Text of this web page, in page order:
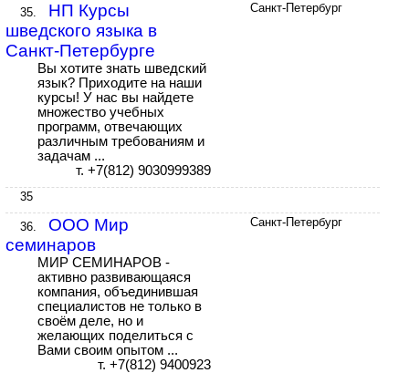
35.
НП Курсы
шведского языка в
Санкт-Петербурге
Вы хотите знать шведский
язык? Приходите на наши
курсы! У нас вы найдете
множество учебных
программ, отвечающих
различным требованиям и
задачам ...
т. +7(812) 9030999389
Санкт-Петербург
35
36.
ООО Мир
семинаров
МИР СЕМИНАРОВ -
активно развивающаяся
компания, объединившая
специалистов не только в
своём деле, но и
желающих поделиться с
Вами своим опытом ...
т. +7(812) 9400923
Санкт-Петербург